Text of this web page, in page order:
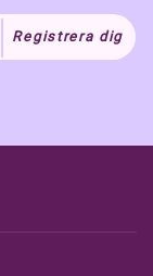
Registrera dig